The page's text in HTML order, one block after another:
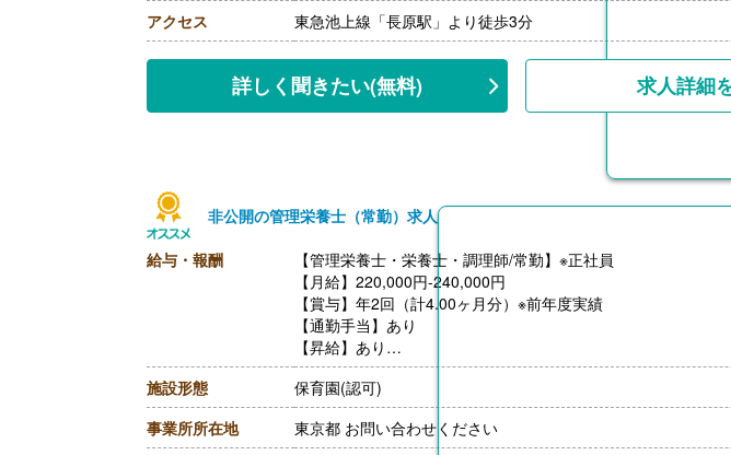
アクセス
東急池上線「長原駅」より徒歩3分
詳しく聞きたい(無料) 求人詳細
非公開の管理栄養士（常勤）求人
給与・報酬
【管理栄養士・栄養士・調理師/常勤】※正社員
【月給】220,000円-240,000円
【賞与】年2回（計4.00ヶ月分）※前年度実績
【通勤手当】あり
【昇給】あり
【退職金】あり
施設形態
保育園(認可)
事業所所在地
東京都 お問い合わせください